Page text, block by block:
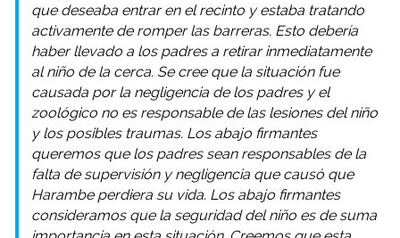
que deseaba entrar en el recinto y estaba tratando
activamente de romper las barreras. Esto debería
haber llevado a los padres a retirar inmediatamente
al niño de la cerca. Se cree que la situación fue
causada por la negligencia de los padres y el
zoológico no es responsable de las lesiones del niño
y los posibles traumas. Los abajo firmantes
queremos que los padres sean responsables de la
falta de supervisión y negligencia que causó que
Harambe perdiera su vida. Los abajo firmantes
consideramos que la seguridad del niño es de suma